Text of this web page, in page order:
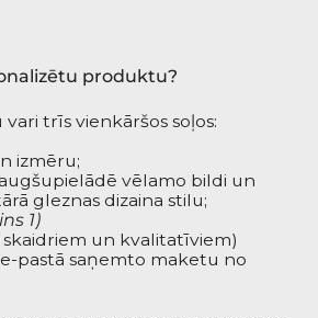
produktu?
trīs vienkāršos soļos:
izmēru;
vēlamo bildi un
gleznas dizaina stilu;
1)
un kvalitatīviem)
pastā saņemto maketu no